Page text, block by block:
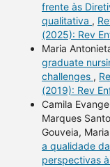
frente às
qualitativa ,
(2025): Rev
Maria
graduate
challenges ,
(2019): Rev
Camila
Marques
Gouveia,
a qualidade
perspectivas